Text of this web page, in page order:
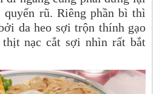
rũ. Riêng phần bì thì
da heo sợi trộn thính gạo
thịt nạc cắt sợi nhìn rất bắt